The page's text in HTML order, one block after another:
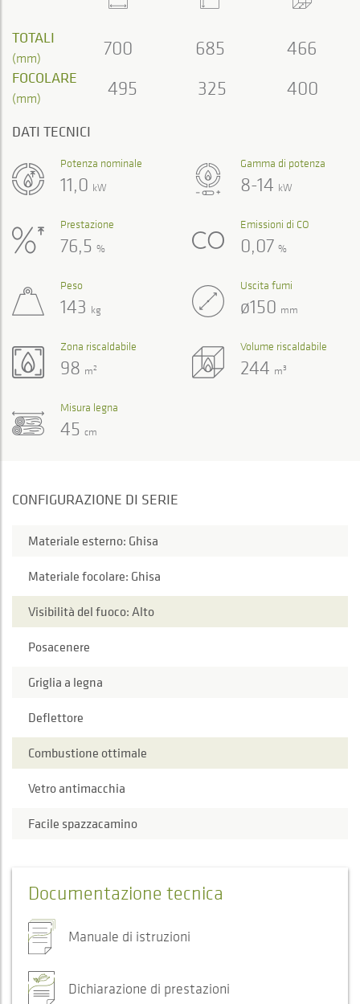
TOTALI
(mm) 700 685 466
FOCOLARE
(mm) 495 325 400
DATI TECNICI
Gamma di potenza
8-14 kW
Potenza nominale
11,0 kW
Prestazione
76,5 %
Emissioni di CO
0,07 %
Volume riscaldabile
244 m3
Zona riscaldabile
98 m2
Peso
143 kg
Uscita fumi
ø150 mm
Misura legna
45 cm
CONFIGURAZIONE DI SERIE
Materiale esterno: Ghisa
Materiale focolare: Ghisa
Visibilità del fuoco: Alto
Posacenere
Griglia a legna
Deflettore
Combustione ottimale
Vetro antimacchia
Facile spazzacamino
Documentazione tecnica
Manuale di istruzioni
Dichiarazione di prestazioni